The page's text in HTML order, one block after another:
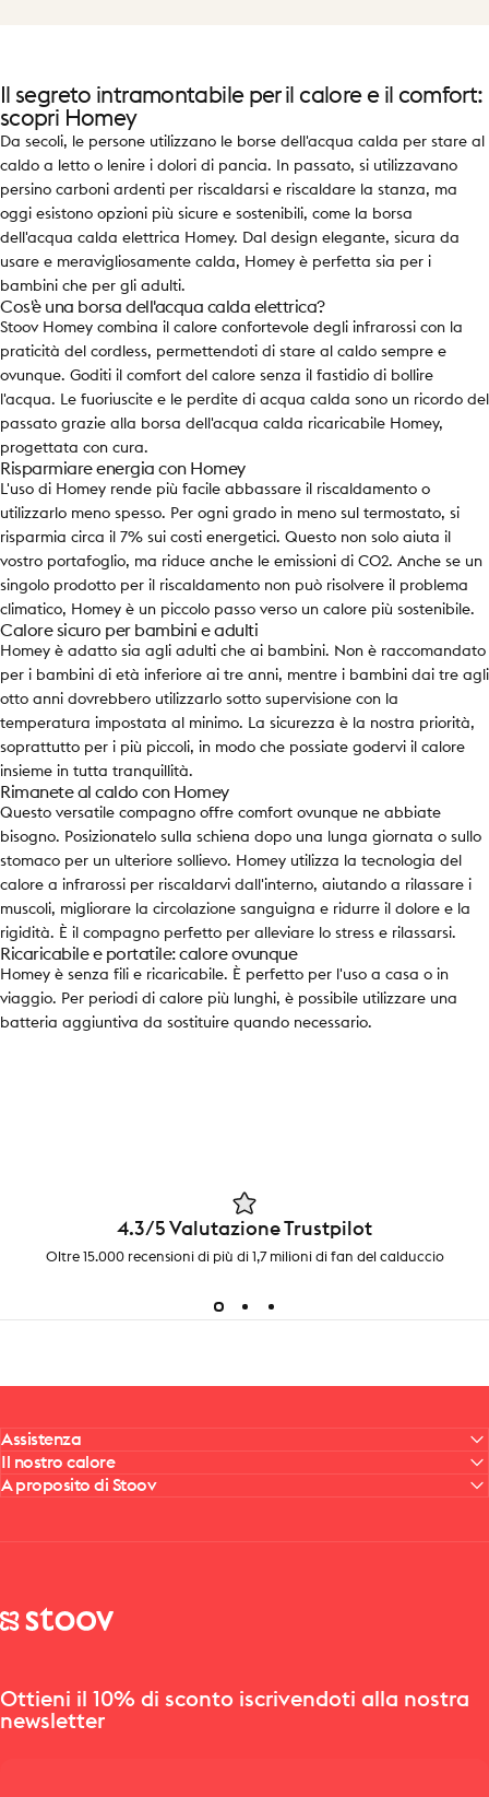
Il segreto intramontabile per il calore e il comfort:
scopri Homey
Da secoli, le persone utilizzano le borse dell'acqua calda per stare al
caldo a letto o lenire i dolori di pancia. In passato, si utilizzavano
persino carboni ardenti per riscaldarsi e riscaldare la stanza, ma
oggi esistono opzioni più sicure e sostenibili, come la borsa
dell'acqua calda elettrica Homey. Dal design elegante, sicura da
usare e meravigliosamente calda, Homey è perfetta sia per i
bambini che per gli adulti.
Cos'è una borsa dell'acqua calda elettrica?
Stoov Homey combina il calore confortevole degli infrarossi con la
praticità del cordless, permettendoti di stare al caldo sempre e
ovunque. Goditi il comfort del calore senza il fastidio di bollire
l'acqua. Le fuoriuscite e le perdite di acqua calda sono un ricordo del
passato grazie alla borsa dell'acqua calda ricaricabile Homey,
progettata con cura.
Risparmiare energia con Homey
L'uso di Homey rende più facile abbassare il riscaldamento o
utilizzarlo meno spesso. Per ogni grado in meno sul termostato, si
risparmia circa il 7% sui costi energetici. Questo non solo aiuta il
vostro portafoglio, ma riduce anche le emissioni di CO2. Anche se un
singolo prodotto per il riscaldamento non può risolvere il problema
climatico, Homey è un piccolo passo verso un calore più sostenibile.
Calore sicuro per bambini e adulti
Homey è adatto sia agli adulti che ai bambini. Non è raccomandato
per i bambini di età inferiore ai tre anni, mentre i bambini dai tre agli
otto anni dovrebbero utilizzarlo sotto supervisione con la
temperatura impostata al minimo. La sicurezza è la nostra priorità,
soprattutto per i più piccoli, in modo che possiate godervi il calore
insieme in tutta tranquillità.
Rimanete al caldo con Homey
Questo versatile compagno offre comfort ovunque ne abbiate
bisogno. Posizionatelo sulla schiena dopo una lunga giornata o sullo
stomaco per un ulteriore sollievo. Homey utilizza la tecnologia del
calore a infrarossi per riscaldarvi dall'interno, aiutando a rilassare i
muscoli, migliorare la circolazione sanguigna e ridurre il dolore e la
rigidità. È il compagno perfetto per alleviare lo stress e rilassarsi.
Ricaricabile e portatile: calore ovunque
Homey è senza fili e ricaricabile. È perfetto per l'uso a casa o in
viaggio. Per periodi di calore più lunghi, è possibile utilizzare una
batteria aggiuntiva da sostituire quando necessario.
4.3/5 Valutazione Trustpilot
Oltre 15.000 recensioni di più di 1,7 milioni di fan del calduccio
Assistenza
Il nostro calore
A proposito di Stoov
Stoov® | Cordless Heated Cushions & Blankets
Ottieni il 10% di sconto iscrivendoti alla nostra
newsletter